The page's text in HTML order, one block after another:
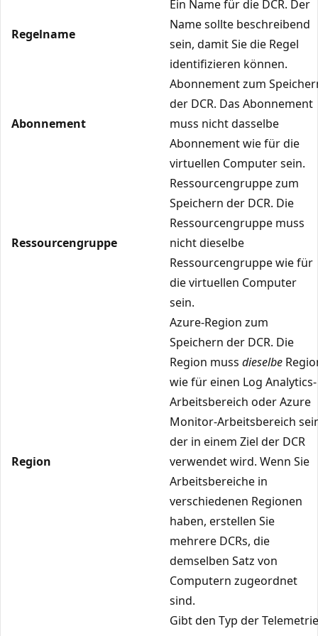
Regelname
Ein Name für die DCR. Der
Name sollte beschreibend
sein, damit Sie die Regel
identifizieren können.
Abonnement
Abonnement zum
der DCR. Das Abonnement
muss nicht dasselbe
Abonnement wie für die
virtuellen Computer sein.
Ressourcengruppe
Ressourcengruppe zum
Speichern der DCR. Die
Ressourcengruppe muss
nicht dieselbe
Ressourcengruppe wie für
die virtuellen Computer
sein.
Region
Azure-Region zum
Speichern der DCR. Die
Region muss dieselbe
wie für einen Log Analytics-
Arbeitsbereich oder Azure
Monitor-Arbeitsbereich
der in einem Ziel der DCR
verwendet wird. Wenn Sie
Arbeitsbereiche in
verschiedenen Regionen
haben, erstellen Sie
mehrere DCRs, die
demselben Satz von
Computern zugeordnet
sind.
Gibt den Typ der Telemetrie